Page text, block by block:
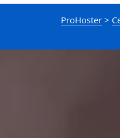
ProHoster >